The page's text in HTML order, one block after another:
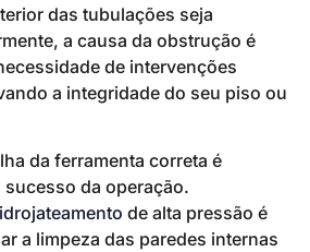
das tubulações seja
a causa da obstrução é
de intervenções
a integridade do seu piso ou
da ferramenta correta é
da operação.
de alta pressão é
a limpeza das paredes internas